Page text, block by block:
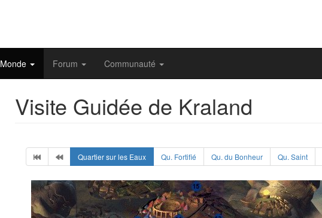
Monde Forum Communauté
Visite Guidée de Kraland
Quartier sur les Eaux Qu. Fortifié Qu. du Bonheur Qu. Saint